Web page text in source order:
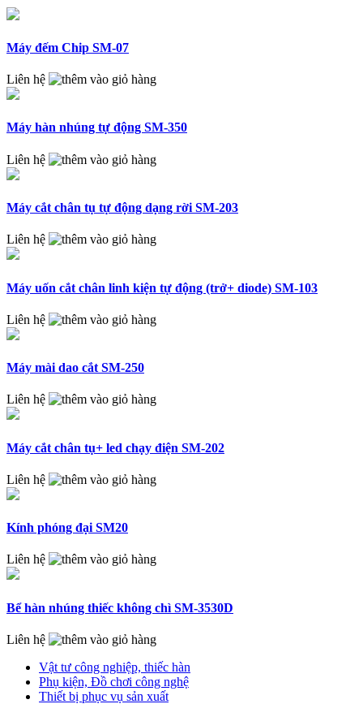
Máy đếm Chip SM-07
Liên hệ
Máy hàn nhúng tự động SM-350
Liên hệ
Máy cắt chân tụ tự động dạng rời SM-203
Liên hệ
Máy uốn cắt chân linh kiện tự động (trở+ diode) SM-103
Liên hệ
Máy mài dao cắt SM-250
Liên hệ
Máy cắt chân tụ+ led chạy điện SM-202
Liên hệ
Kính phóng đại SM20
Liên hệ
Bể hàn nhúng thiếc không chì SM-3530D
Liên hệ
Vật tư công nghiệp, thiếc hàn
Phụ kiện, Đồ chơi công nghệ
Thiết bị phục vụ sản xuất